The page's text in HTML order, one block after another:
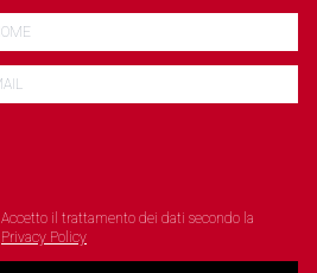
Accetto il trattamento dei dati secondo la
Privacy Policy